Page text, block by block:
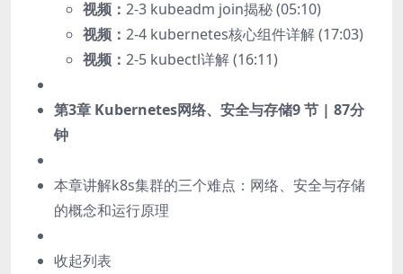
视频： 2-3 kubeadm join揭秘 (05:10)
视频： 2-4 kubernetes核心组件详解 (17:03)
视频： 2-5 kubectl详解 (16:11)
第3章 Kubernetes网络、安全与存储9 节 | 87分
钟
本章讲解k8s集群的三个难点：网络、安全与存储
的概念和运行原理
收起列表